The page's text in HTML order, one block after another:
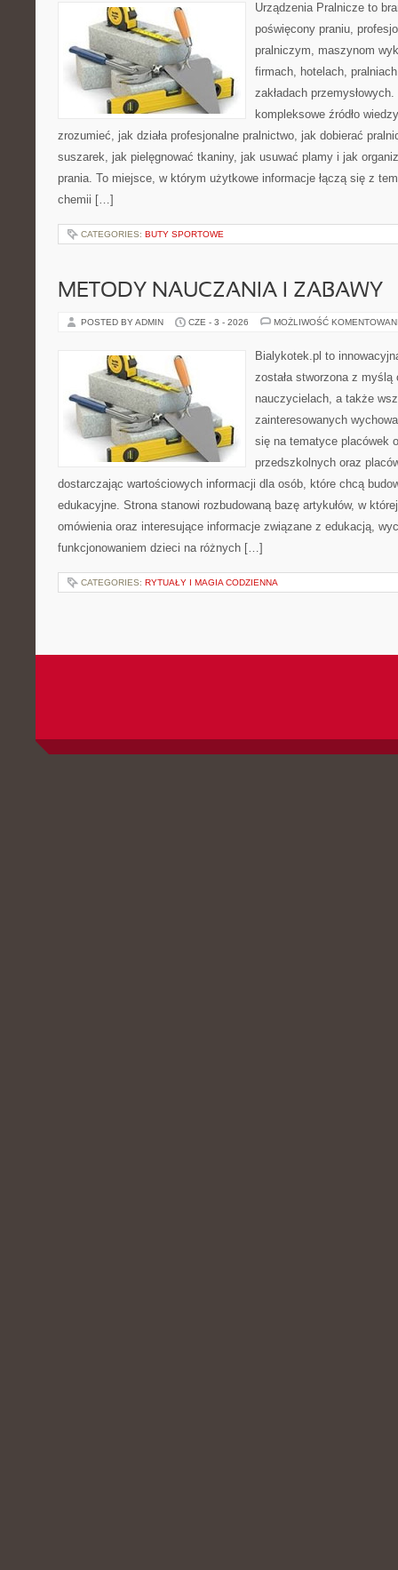
Urządzenia Pralnicze to
poświęcony praniu,
pralniczym, maszynom
firmach, hotelach,
zakładach
kompleksowe źródło
zrozumieć, jak działa profesjonalne pralnictwo, jak dobierać
suszarek, jak pielęgnować tkaniny, jak usuwać plamy i jak
prania. To miejsce, w którym użytkowe informacje łączą się z
chemii […]
CATEGORIES: BUTY SPORTOWE
METODY NAUCZANIA I ZABAWY
POSTED BY ADMIN CZE - 3 - 2026 MOŻLIWOŚĆ
Bialykotek.pl to
została stworzona z
nauczycielach, a także
zainteresowanych
się na tematyce placówek
przedszkolnych oraz
dostarczając wartościowych informacji dla osób, które chcą
edukacyjne. Strona stanowi rozbudowaną bazę artykułów, w
omówienia oraz interesujące informacje związane z edukacją,
funkcjonowaniem dzieci na różnych […]
CATEGORIES: RYTUAŁY I MAGIA CODZIENNA